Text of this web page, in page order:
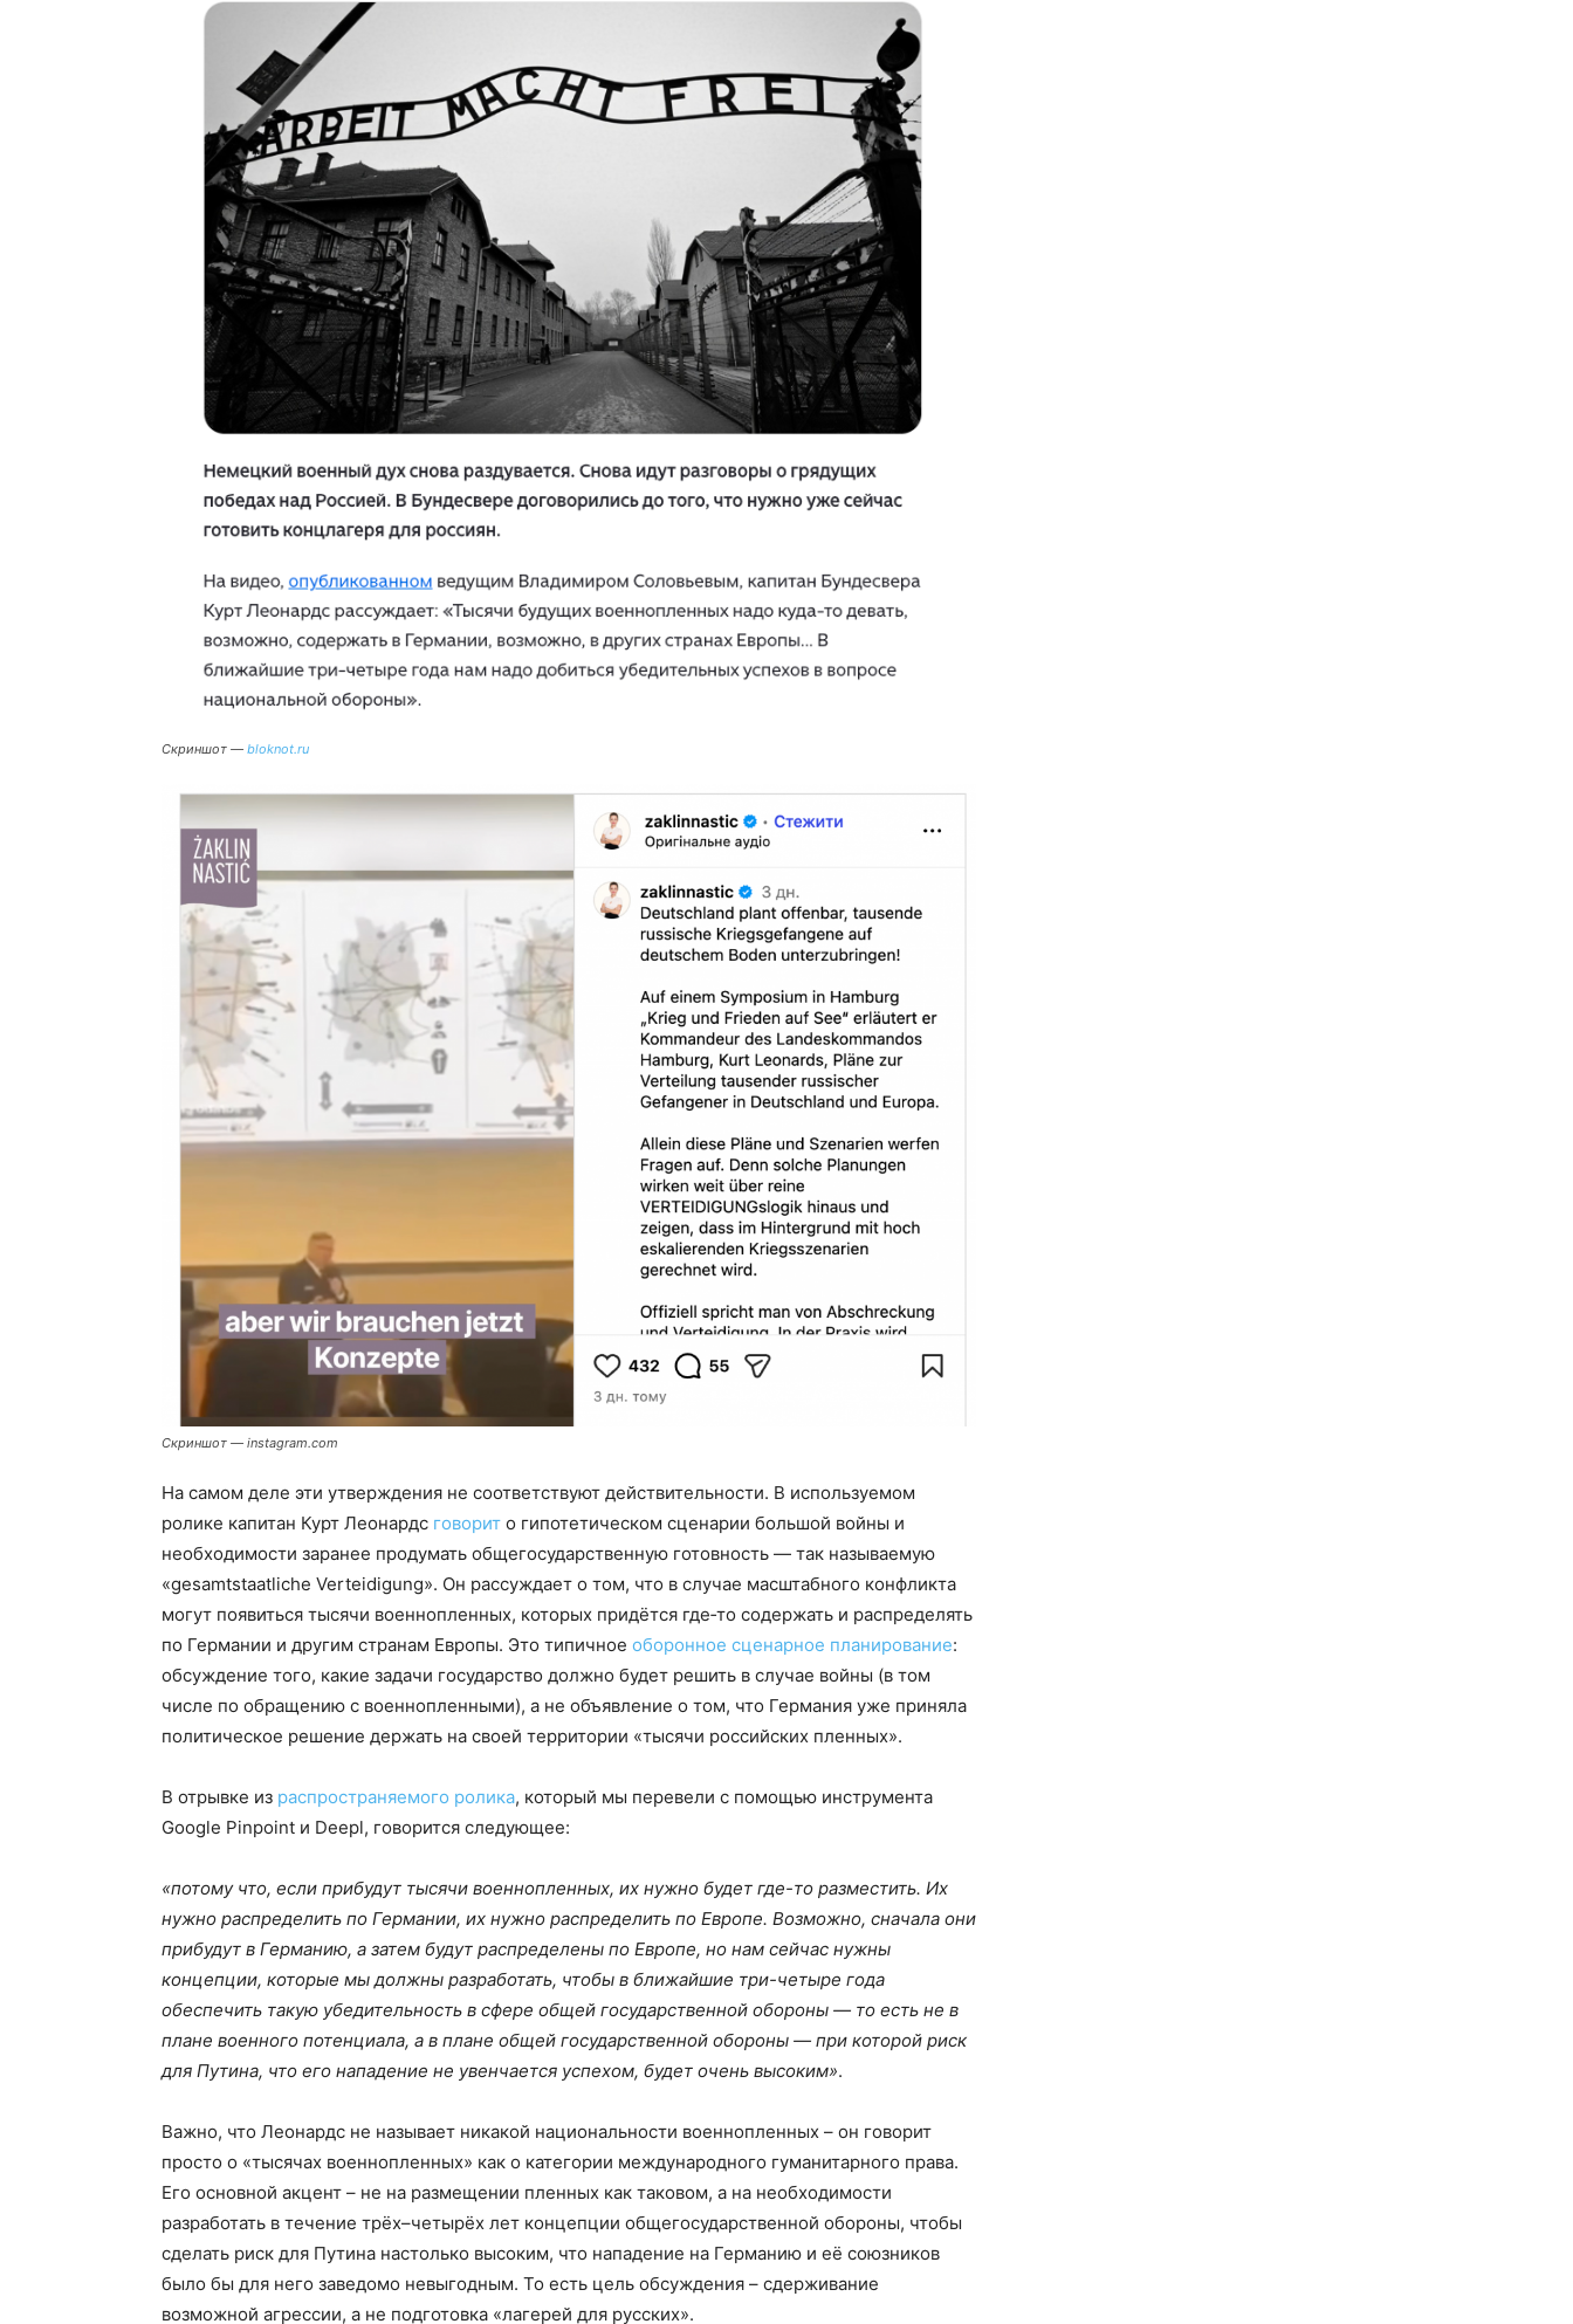
Скриншот — bloknot.ru
Скриншот — instagram.com
На самом деле эти утверждения не соответствуют действительности. В используемом
ролике капитан Курт Леонардс говорит о гипотетическом сценарии большой войны и
необходимости заранее продумать общегосударственную готовность — так называемую
«gesamtstaatliche Verteidigung». Он рассуждает о том, что в случае масштабного конфликта
могут появиться тысячи военнопленных, которых придётся где‑то содержать и распределять
по Германии и другим странам Европы. Это типичное оборонное сценарное планирование:
обсуждение того, какие задачи государство должно будет решить в случае войны (в том
числе по обращению с военнопленными), а не объявление о том, что Германия уже приняла
политическое решение держать на своей территории «тысячи российских пленных».
В отрывке из распространяемого ролика, который мы перевели с помощью инструмента
Google Pinpoint и Deepl, говорится следующее:
«потому что, если прибудут тысячи военнопленных, их нужно будет где-то разместить. Их
нужно распределить по Германии, их нужно распределить по Европе. Возможно, сначала они
прибудут в Германию, а затем будут распределены по Европе, но нам сейчас нужны
концепции, которые мы должны разработать, чтобы в ближайшие три-четыре года
обеспечить такую убедительность в сфере общей государственной обороны — то есть не в
плане военного потенциала, а в плане общей государственной обороны — при которой риск
для Путина, что его нападение не увенчается успехом, будет очень высоким».
Важно, что Леонардс не называет никакой национальности военнопленных – он говорит
просто о «тысячах военнопленных» как о категории международного гуманитарного права.
Его основной акцент – не на размещении пленных как таковом, а на необходимости
разработать в течение трёх–четырёх лет концепции общегосударственной обороны, чтобы
сделать риск для Путина настолько высоким, что нападение на Германию и её союзников
было бы для него заведомо невыгодным. То есть цель обсуждения – сдерживание
возможной агрессии, а не подготовка «лагерей для русских».